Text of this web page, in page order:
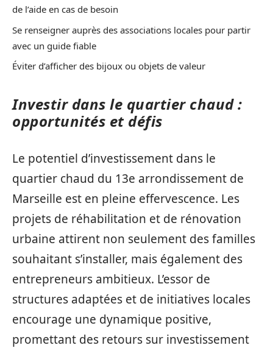
de l’aide en cas de besoin
Se renseigner auprès des associations locales pour partir
avec un guide fiable
Éviter d’afficher des bijoux ou objets de valeur
Investir dans le quartier chaud :
opportunités et défis
Le potentiel d’investissement dans le
quartier chaud du 13e arrondissement de
Marseille est en pleine effervescence. Les
projets de réhabilitation et de rénovation
urbaine attirent non seulement des familles
souhaitant s’installer, mais également des
entrepreneurs ambitieux. L’essor de
structures adaptées et de initiatives locales
encourage une dynamique positive,
promettant des retours sur investissement